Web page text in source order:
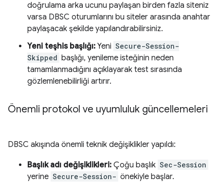
doğrulama arka ucunu paylaşan birden fazla siteniz
varsa DBSC oturumlarını bu siteler arasında anahtar
paylaşacak şekilde yapılandırabilirsiniz.
Yeni teşhis başlığı: Yeni Secure-Session-
Skipped başlığı, yenileme isteğinin neden
tamamlanmadığını açıklayarak test sırasında
gözlemlenebilirliği artırır.
Önemli protokol ve uyumluluk güncellemeleri
DBSC akışında önemli teknik değişiklikler yapıldı:
Başlık adı değişiklikleri: Çoğu başlık Sec-Session
yerine Secure-Session- önekiyle başlar.